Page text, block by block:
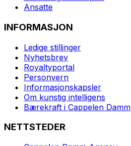
Ansatte
INFORMASJON
Ledige stillinger
Nyhetsbrev
Royaltyportal
Personvern
Informasjonskapsler
Om kunstig intelligens
Bærekraft i Cappelen Damm
NETTSTEDER